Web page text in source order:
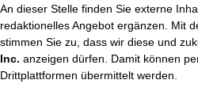
An dieser Stelle finden Sie externe
redaktionelles Angebot ergänzen. Mit
stimmen Sie zu, dass wir diese und
Inc. anzeigen dürfen. Damit können
Drittplattformen übermittelt werden.